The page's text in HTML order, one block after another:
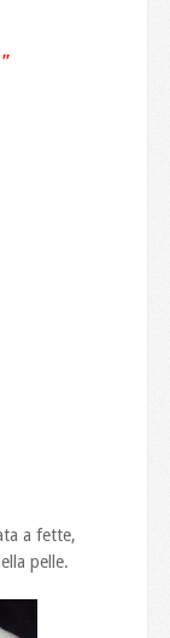
a fette,
pelle.